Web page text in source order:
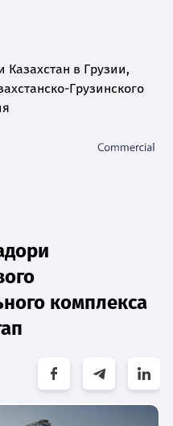
Казахстан в Грузии,
Грузинского
комплекса